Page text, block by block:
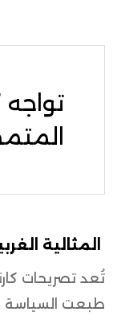
المثالية
تُعد تصريحات
طبعت السياسة